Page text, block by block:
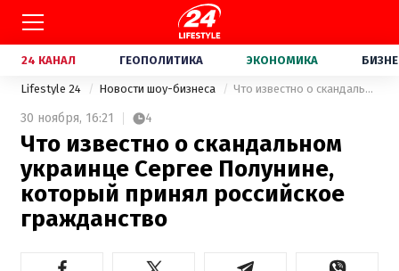
24 КАНАЛ ГЕОПОЛИТИКА ЭКОНОМИКА
Lifestyle 24 Новости шоу-бизнеса Что известно о скандальном украинце Сергее Полунине, который принял российское гражданство
30 ноября, 16:21 4
Что известно о скандальном
украинце Сергее Полунине,
который принял российское
гражданство